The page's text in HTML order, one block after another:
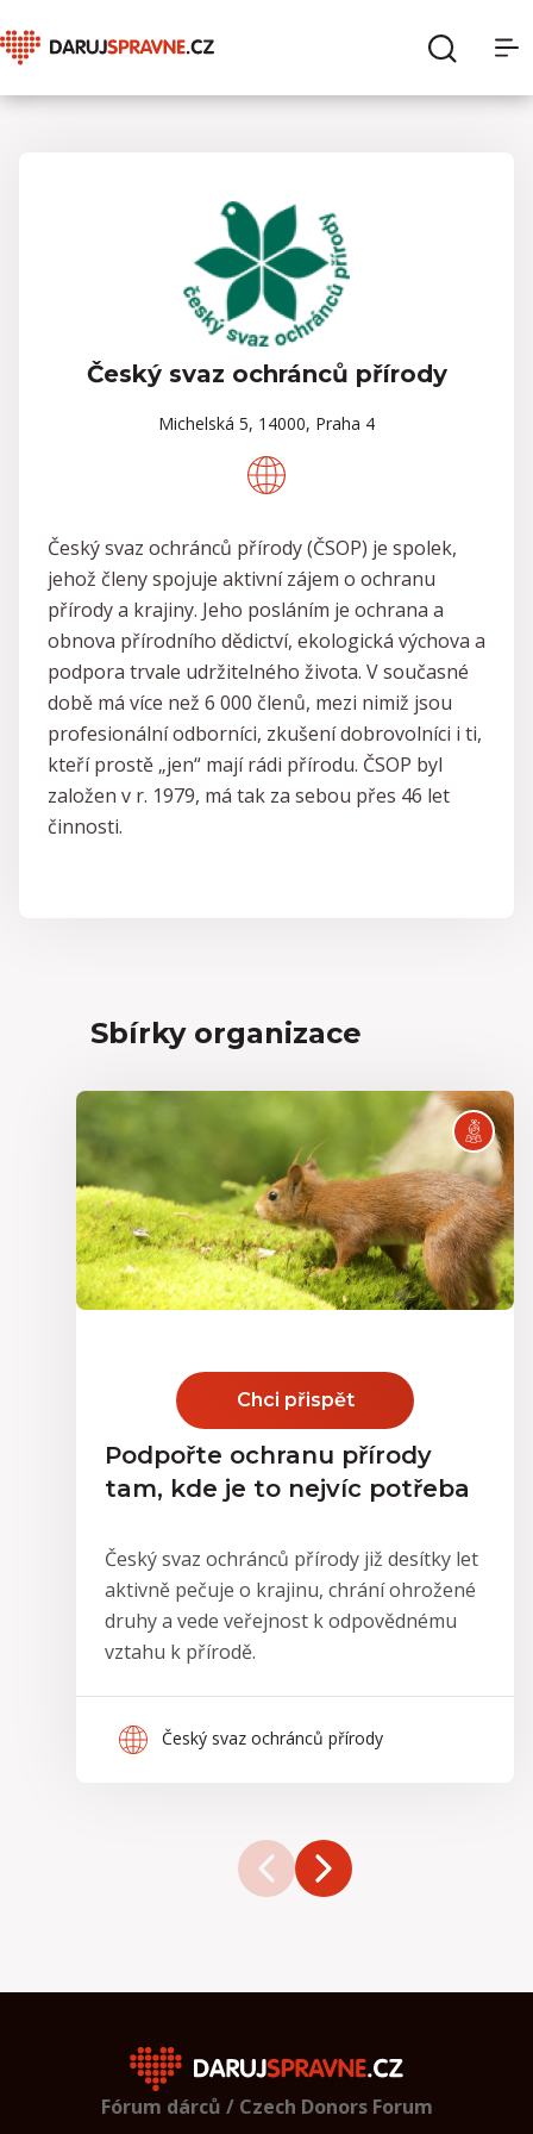
Pro organizace
Přihlásit se
Český svaz ochránců přírody
Michelská 5, 14000, Praha 4
Český svaz ochránců přírody (ČSOP) je spolek,
jehož členy spojuje aktivní zájem o ochranu
přírody a krajiny. Jeho posláním je ochrana a
obnova přírodního dědictví, ekologická výchova a
podpora trvale udržitelného života. V současné
době má více než 6 000 členů, mezi nimiž jsou
profesionální odborníci, zkušení dobrovolníci i ti,
kteří prostě „jen“ mají rádi přírodu. ČSOP byl
založen v r. 1979, má tak za sebou přes 46 let
činnosti.
Sbírky organizace
Chci přispět
Podpořte ochranu přírody
tam, kde je to nejvíc potřeba
Český svaz ochránců přírody již desítky let
aktivně pečuje o krajinu, chrání ohrožené
druhy a vede veřejnost k odpovědnému
vztahu k přírodě.
Český svaz ochránců přírody
Fórum dárců / Czech Donors Forum